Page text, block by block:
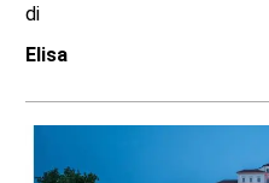
di
Elisa